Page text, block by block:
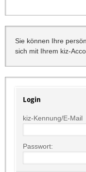
Sie können Ihre
sich mit Ihrem kiz-
Login
kiz-Kennung/E-Mail
Passwort: